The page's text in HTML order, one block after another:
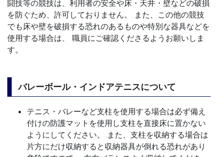
闘技等の競技は、利用者の安全や床・天井・壁などの破損
を防ぐため、許可しておりません。 また、この他の競技
でも床や壁を破損する恐れのあるものや特別な器具などを
使用する場合は、 職員にご確認くださるようお願いしま
す。
バレーボール・インドアテニスについて
テニス・バレーなど支柱を使用する場合は必ず備え
付けの防護マットを使用し支柱を直接床に置かない
ようにしてください。 また、支柱を収納する場合は
片方にだけ収納すると収納器具が倒れる恐れがあり